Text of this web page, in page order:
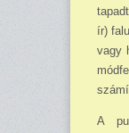
ír)
vagy
A